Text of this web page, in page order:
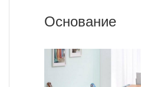
Основание